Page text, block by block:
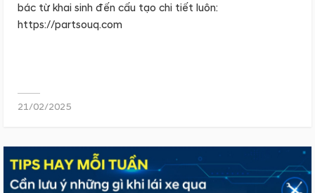
21/02/2025
bác từ khai sinh đến cấu tạo chi tiết luôn:
https://partsouq.com